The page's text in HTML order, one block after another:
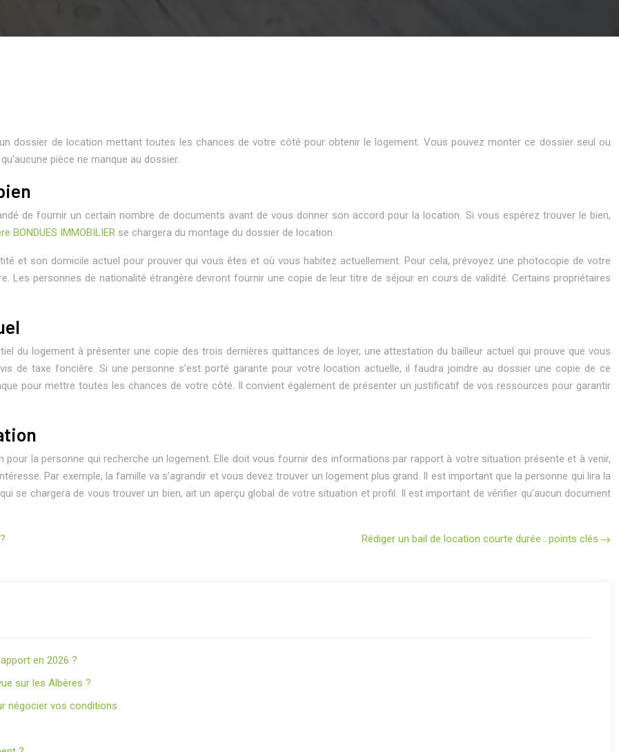
dossier de location mettant toutes les chances de votre côté pour obtenir le logement. Vous pouvez monter ce dossier seul ou
pièce ne manque au dossier.
de fournir un certain nombre de documents avant de vous donner son accord pour la location. Si vous espérez trouver le bien,
BONDUES IMMOBILIER se chargera du montage du dossier de location.
et son domicile actuel pour prouver qui vous êtes et où vous habitez actuellement. Pour cela, prévoyez une photocopie de votre
Les personnes de nationalité étrangère devront fournir une copie de leur titre de séjour en cours de validité. Certains propriétaires
du logement à présenter une copie des trois dernières quittances de loyer, une attestation du bailleur actuel qui prouve que vous
de taxe foncière. Si une personne s’est porté garante pour votre location actuelle, il faudra joindre au dossier une copie de ce
pour mettre toutes les chances de votre côté. Il convient également de présenter un justificatif de vos ressources pour garantir
la personne qui recherche un logement. Elle doit vous fournir des informations par rapport à votre situation présente et à venir,
Par exemple, la famille va s’agrandir et vous devez trouver un logement plus grand. Il est important que la personne qui lira la
se chargera de vous trouver un bien, ait un aperçu global de votre situation et profil. Il est important de vérifier qu’aucun document
Rédiger un bail de location courte durée : points clés
en 2026 ?
sur les Albères ?
négocier vos conditions